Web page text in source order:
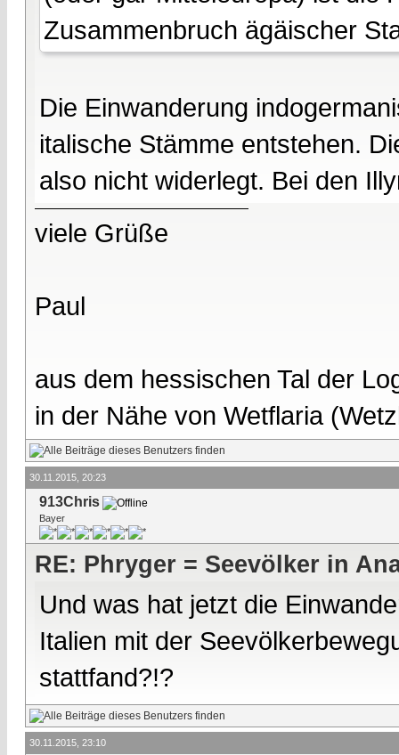
Zusammenbruch ägäischer
Die Einwanderung
italische Stämme entstehen.
also nicht widerlegt. Bei den
viele Grüße
Paul
aus dem hessischen Tal der
in der Nähe von Wetflaria
30.11.2015, 20:23
913Chris
Bayer
RE: Phryger = Seevölker in
Und was hat jetzt die
Italien mit der
stattfand?!?
30.11.2015, 23:10